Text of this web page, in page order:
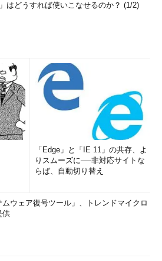
はどうすれば使いこなせるのか？ (1/2)
「Edge」と「IE 11」の共存、よ
りスムーズに──非対応サイトな
らば、自動切り替え
ムウェア復号ツール」、トレンドマイクロ
供